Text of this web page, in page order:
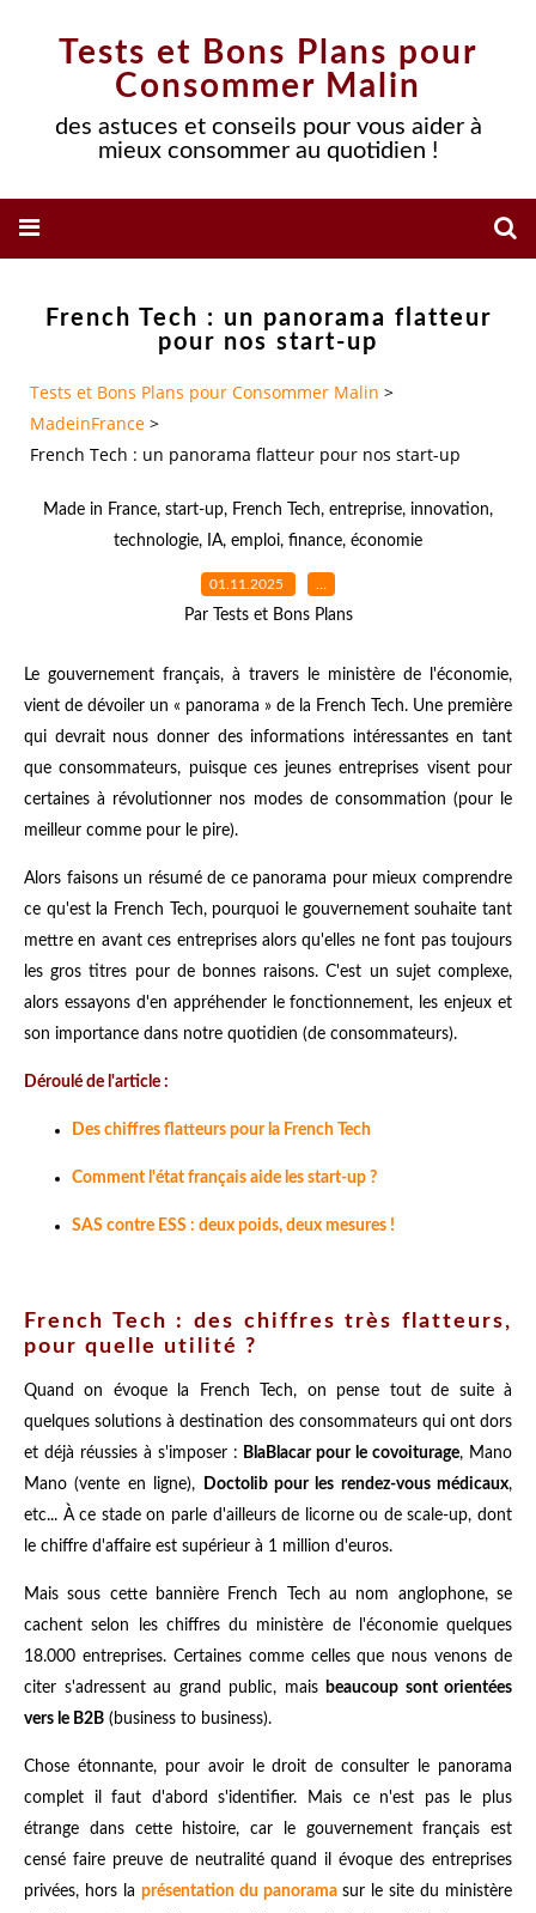
Tests et Bons Plans pour
Consommer Malin
des astuces et conseils pour vous aider à
mieux consommer au quotidien !
French Tech : un panorama flatteur
pour nos start-up
Tests et Bons Plans pour Consommer Malin >
MadeinFrance >
French Tech : un panorama flatteur pour nos start-up
Made in France, start-up, French Tech, entreprise, innovation,
technologie, IA, emploi, finance, économie
01.11.2025 …
Par Tests et Bons Plans
Le gouvernement français, à travers le ministère de l'économie,
vient de dévoiler un « panorama » de la French Tech. Une première
qui devrait nous donner des informations intéressantes en tant
que consommateurs, puisque ces jeunes entreprises visent pour
certaines à révolutionner nos modes de consommation (pour le
meilleur comme pour le pire).
Alors faisons un résumé de ce panorama pour mieux comprendre
ce qu'est la French Tech, pourquoi le gouvernement souhaite tant
mettre en avant ces entreprises alors qu'elles ne font pas toujours
les gros titres pour de bonnes raisons. C'est un sujet complexe,
alors essayons d'en appréhender le fonctionnement, les enjeux et
son importance dans notre quotidien (de consommateurs).
Déroulé de l'article :
Des chiffres flatteurs pour la French Tech
Comment l'état français aide les start-up ?
SAS contre ESS : deux poids, deux mesures !
French Tech : des chiffres très flatteurs,
pour quelle utilité ?
Quand on évoque la French Tech, on pense tout de suite à
quelques solutions à destination des consommateurs qui ont dors
et déjà réussies à s'imposer : BlaBlacar pour le covoiturage, Mano
Mano (vente en ligne),
Doctolib pour les rendez-vous médicaux,
etc... À ce stade on parle d'ailleurs de licorne ou de scale-up, dont
le chiffre d'affaire est supérieur à 1 million d'euros.
Mais sous cette bannière French Tech au nom anglophone, se
cachent selon les chiffres du ministère de l'économie quelques
18.000 entreprises. Certaines comme celles que nous venons de
citer s'adressent au grand public, mais beaucoup sont orientées
vers le B2B (business to business).
Chose étonnante, pour avoir le droit de consulter le panorama
complet il faut d'abord s'identifier. Mais ce n'est pas le plus
étrange dans cette histoire, car le gouvernement français est
censé faire preuve de neutralité quand il évoque des entreprises
privées, hors la présentation du panoramasur le site du ministère